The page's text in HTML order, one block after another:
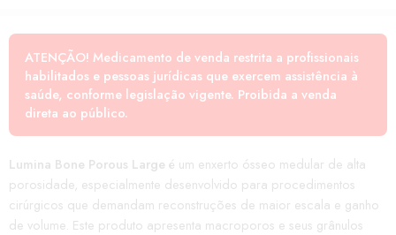
ATENÇÃO! Medicamento de venda restrita a profissionais
habilitados e pessoas jurídicas que exercem assistência à
saúde, conforme legislação vigente. Proibida a venda
direta ao público.
Lumina Bone Porous Large é um enxerto ósseo medular de alta
porosidade, especialmente desenvolvido para procedimentos
cirúrgicos que demandam reconstruções de maior escala e ganho
de volume. Este produto apresenta macroporos e seus grânulos